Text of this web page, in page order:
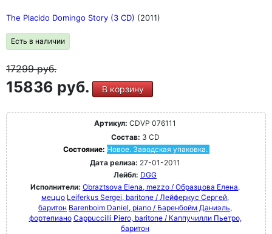
The Placido Domingo Story (3 CD) (2011)
Есть в наличии
17299руб.
15836 руб. В корзину
Артикул: CDVP 076111
Состав: 3 CD
Состояние: Новое. Заводская упаковка.
Дата релиза: 27-01-2011
Лейбл: DGG
Исполнители: Obraztsova Elena, mezzo / Образцова Елена,
меццо Leiferkus Sergei, baritone / Лейферкус Сергей,
баритон Barenboim Daniel, piano / Баренбойм Даниэль,
фортепиано Cappuccilli Piero, baritone / Каппучилли Пьетро,
баритон